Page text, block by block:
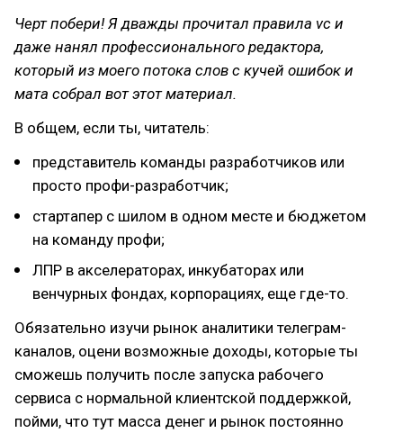
Черт побери! Я дважды прочитал правила vc и
даже нанял профессионального редактора,
который из моего потока слов с кучей ошибок и
мата собрал вот этот материал.
В общем, если ты, читатель:
представитель команды разработчиков или
просто профи-разработчик;
стартапер с шилом в одном месте и бюджетом
на команду профи;
ЛПР в акселераторах, инкубаторах или
венчурных фондах, корпорациях, еще где-то.
Обязательно изучи рынок аналитики телеграм-
каналов, оцени возможные доходы, которые ты
сможешь получить после запуска рабочего
сервиса с нормальной клиентской поддержкой,
пойми, что тут масса денег и рынок постоянно